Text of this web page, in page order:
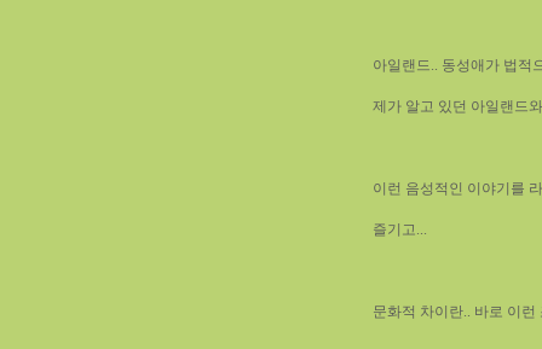
아일랜드.. 동성애가 법적
제가 알고 있던 아일랜드
이런 음성적인 이야기를
즐기고...
문화적 차이란.. 바로 이